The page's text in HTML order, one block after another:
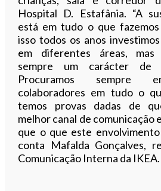
Hospital D. Estafânia. “A
está em tudo o que
isso todos os anos
em diferentes áreas,
sempre um carácter de
Procuramos sempre
colaboradores em tudo o
temos provas dadas de
melhor canal de comunicação
que o que este envolvimento
conta Mafalda Gonçalves,
Comunicação Interna da IKEA.